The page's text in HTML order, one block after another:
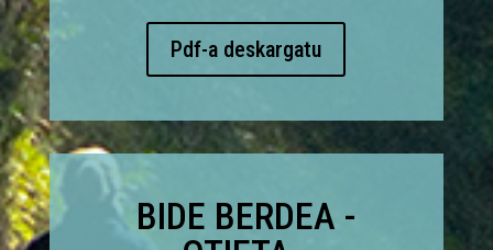
Pdf-a deskargatu
BIDE BERDEA -